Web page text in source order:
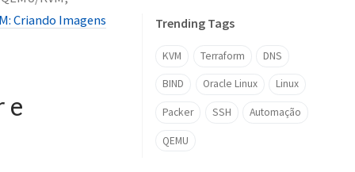
Criando Imagens
e
Trending Tags
KVM Terraform DNS
BIND Oracle Linux Linux
Packer SSH Automação
QEMU